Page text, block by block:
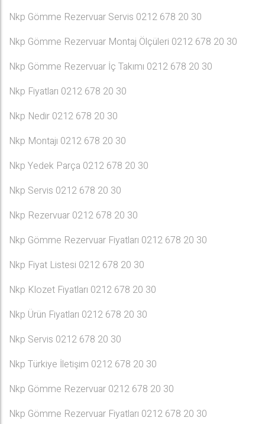
Nkp Gömme Rezervuar Servis 0212 678 20 30
Nkp Gömme Rezervuar Montaj Ölçüleri 0212 678 20 30
Nkp Gömme Rezervuar İç Takımı 0212 678 20 30
Nkp Fiyatları 0212 678 20 30
Nkp Nedir 0212 678 20 30
Nkp Montajı 0212 678 20 30
Nkp Yedek Parça 0212 678 20 30
Nkp Servis 0212 678 20 30
Nkp Rezervuar 0212 678 20 30
Nkp Gömme Rezervuar Fiyatları 0212 678 20 30
Nkp Fiyat Listesi 0212 678 20 30
Nkp Klozet Fiyatları 0212 678 20 30
Nkp Ürün Fiyatları 0212 678 20 30
Nkp Servis 0212 678 20 30
Nkp Türkiye İletişim 0212 678 20 30
Nkp Gömme Rezervuar 0212 678 20 30
Nkp Gömme Rezervuar Fiyatları 0212 678 20 30